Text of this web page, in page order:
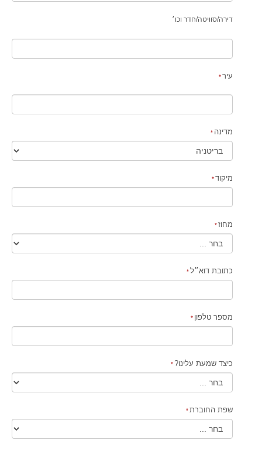
דירה/סוויטה/חדר וכו׳
עיר
מדינה
מיקוד
מחוז
כתובת דוא״ל
מספר טלפון
כיצד שמעת עלינו?
שפת החוברת